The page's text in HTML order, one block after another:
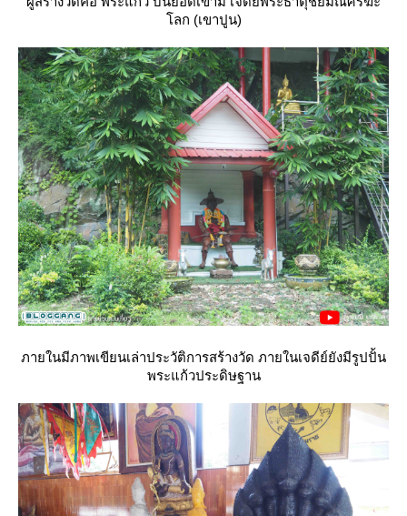
ลก (เขาปูน)
ภายในมีภาพเขียนเล่าประวัติการสร้างวัด ภายในเจดีย์ยังมีรูปปั้น
พระแก้วประดิษฐาน